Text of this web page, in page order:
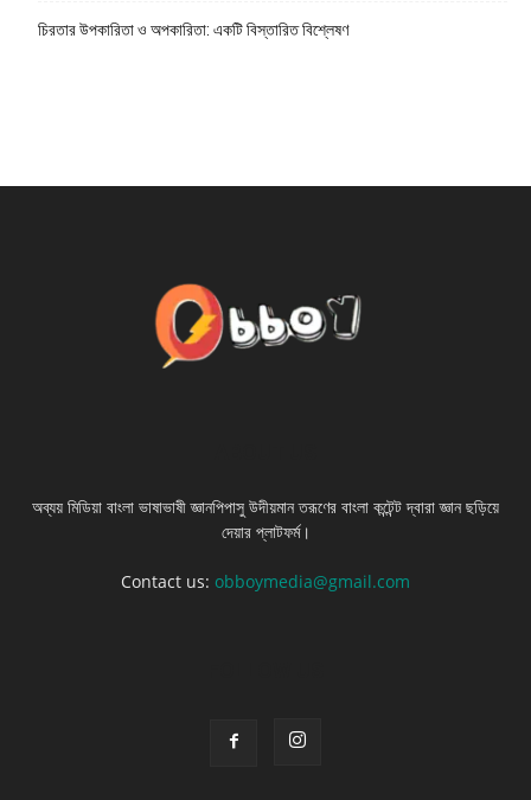
চিরতার উপকারিতা ও অপকারিতা: একটি বিস্তারিত বিশ্লেষণ
অব্যয় মিডিয়া বাংলা ভাষাভাষী জ্ঞানপিপাসু উদীয়মান তরূণের বাংলা কন্টেন্ট দ্বারা জ্ঞান ছড়িয়ে
দেয়ার প্লাটফর্ম।
Contact us: obboymedia@gmail.com